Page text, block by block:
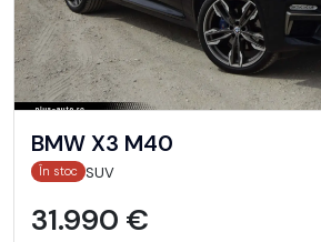
BMW X3 M40
În stoc SUV
31.990 €